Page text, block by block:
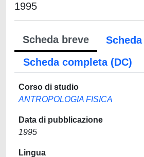
1995
Scheda breve
Scheda completa (DC)
Corso di studio
ANTROPOLOGIA FISICA
Data di pubblicazione
1995
Lingua